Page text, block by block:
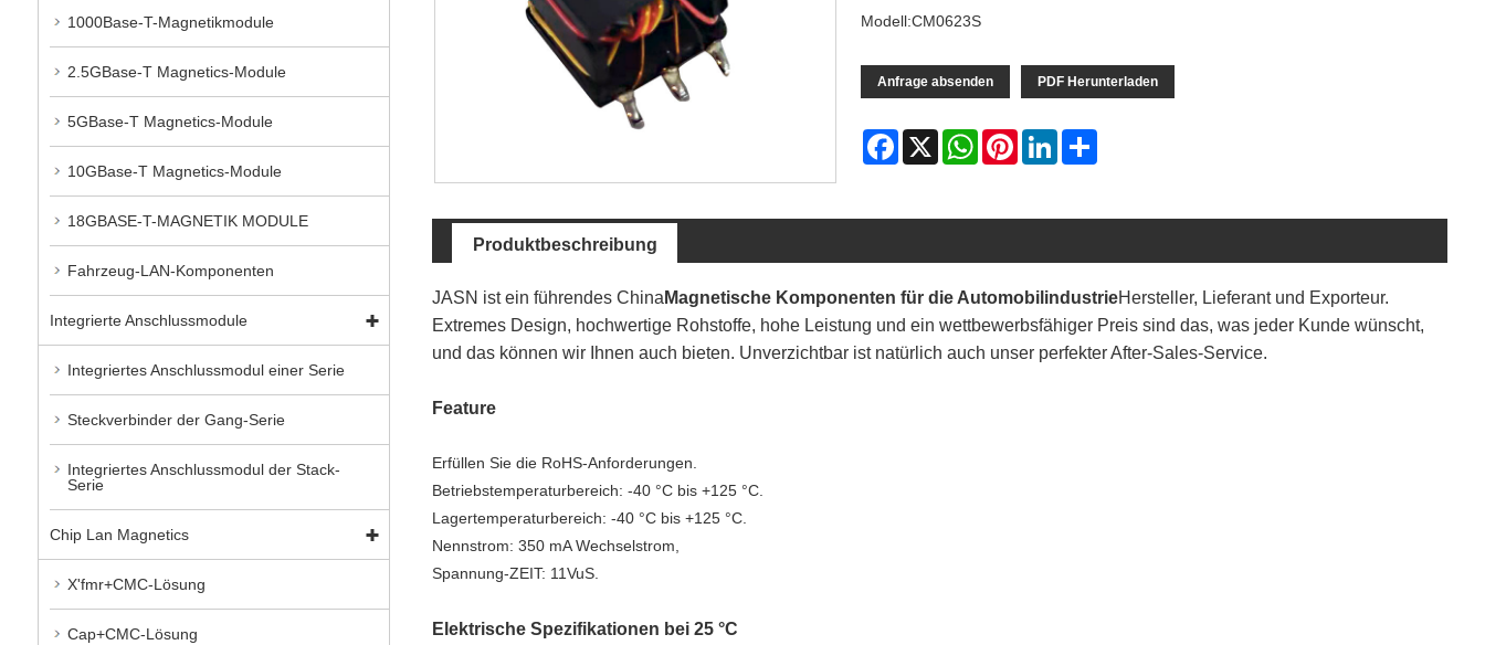
1000Base-T-Magnetikmodule
2.5GBase-T Magnetics-Module
5GBase-T Magnetics-Module
10GBase-T Magnetics-Module
18GBASE-T-MAGNETIK MODULE
Fahrzeug-LAN-Komponenten
Integrierte Anschlussmodule
Integriertes Anschlussmodul einer Serie
Steckverbinder der Gang-Serie
Integriertes Anschlussmodul der Stack-
Serie
Chip Lan Magnetics
X'fmr+CMC-Lösung
Cap+CMC-Lösung
Modell:CM0623S
Anfrage absenden PDF Herunterladen
Facebook
X WhatsAppPinterestLinkedIn
Produktbeschreibung
JASN ist ein führendes China Magnetische Komponenten für die AutomobilindustrieHersteller, Lieferant und Exporteur.
Extremes Design, hochwertige Rohstoffe, hohe Leistung und ein wettbewerbsfähiger Preis sind das, was jeder Kunde wünscht,
und das können wir Ihnen auch bieten. Unverzichtbar ist natürlich auch unser perfekter After-Sales-Service.
Feature
Erfüllen Sie die RoHS-Anforderungen.
Betriebstemperaturbereich: -40 °C bis +125 °C.
Lagertemperaturbereich: -40 °C bis +125 °C.
Nennstrom: 350 mA Wechselstrom,
Spannung-ZEIT: 11VuS.
Elektrische Spezifikationen bei 25 °C